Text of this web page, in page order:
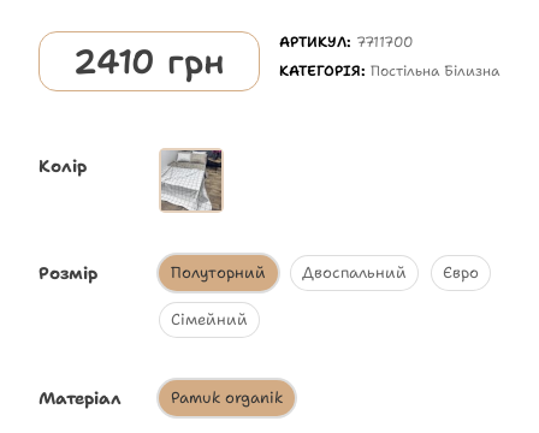
2410 грн АРТИКУЛ: 7711700
КАТЕГОРІЯ:Постільна Білизна
Колір
Розмір Полуторний Двоспальний Євро
Сімейний
Матеріал Pamuk organik